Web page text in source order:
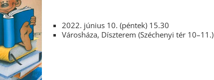
2022. június 10. (péntek) 15.30
Városháza, Díszterem (Széchenyi tér 10–11.)